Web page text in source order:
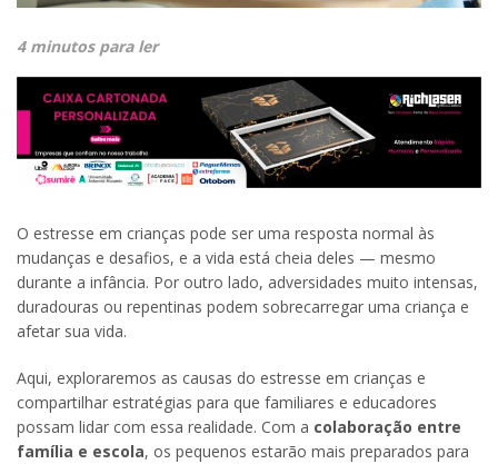
4 minutos para ler
O estresse em crianças pode ser uma resposta normal às
mudanças e desafios, e a vida está cheia deles — mesmo
durante a infância. Por outro lado, adversidades muito intensas,
duradouras ou repentinas podem sobrecarregar uma criança e
afetar sua vida.
Aqui, exploraremos as causas do estresse em crianças e
compartilhar estratégias para que familiares e educadores
possam lidar com essa realidade. Com a colaboração entre
família e escola, os pequenos estarão mais preparados para